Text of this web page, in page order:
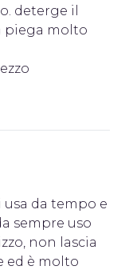
deterge il
piega molto
usa da tempo e
sempre uso
non lascia
ed è molto